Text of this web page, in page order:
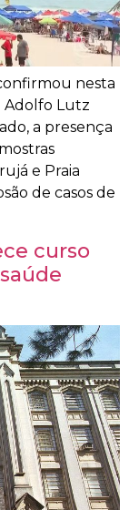
nesta
Adolfo Lutz
a presença
e Praia
de casos de
curso